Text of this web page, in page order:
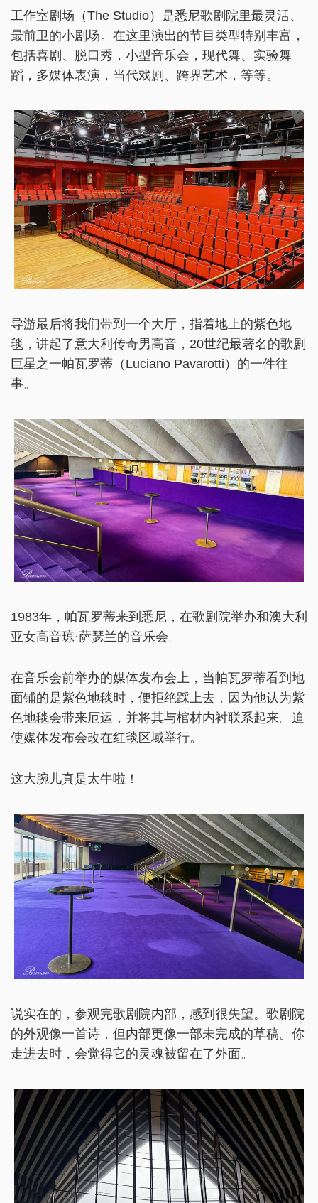
工作室剧场（The Studio）是悉尼歌剧院里最灵活、
最前卫的小剧场。在这里演出的节目类型特别丰富，
包括喜剧、脱口秀，小型音乐会，现代舞、实验舞
蹈，多媒体表演，当代戏剧、跨界艺术，等等。
导游最后将我们带到一个大厅，指着地上的紫色地
毯，讲起了意大利传奇男高音，20世纪最著名的歌剧
巨星之一帕瓦罗蒂（Luciano Pavarotti）的一件往
事。
1983年，帕瓦罗蒂来到悉尼，在歌剧院举办和澳大利
亚女高音琼·萨瑟兰的音乐会。
在音乐会前举办的媒体发布会上，当帕瓦罗蒂看到地
面铺的是紫色地毯时，便拒绝踩上去，因为他认为紫
色地毯会带来厄运，并将其与棺材内衬联系起来。迫
使媒体发布会改在红毯区域举行。
这大腕儿真是太牛啦！
说实在的，参观完歌剧院内部，感到很失望。歌剧院
的外观像一首诗，但内部更像一部未完成的草稿。你
走进去时，会觉得它的灵魂被留在了外面。